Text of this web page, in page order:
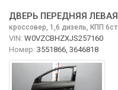
ДВЕРЬ ПЕРЕДНЯЯ ЛЕВАЯ
кроссовер, 1,6 дизель, КПП 6ст.
VIN: W0VZCBHZXJS257160
Номер: 3551866, 3646818